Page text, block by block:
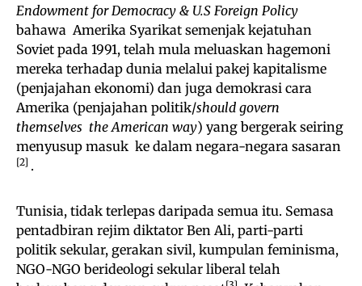
Endowment for Democracy & U.S Foreign Policy
bahawa Amerika Syarikat semenjak kejatuhan
Soviet pada 1991, telah mula meluaskan hagemoni
mereka terhadap dunia melalui pakej kapitalisme
(penjajahan ekonomi) dan juga demokrasi cara
Amerika (penjajahan politik/should govern
themselves the American way) yang bergerak seiring
menyusup masuk ke dalam negara-negara sasaran
[2] .
Tunisia, tidak terlepas daripada semua itu. Semasa
pentadbiran rejim diktator Ben Ali, parti-parti
politik sekular, gerakan sivil, kumpulan feminisma,
NGO-NGO berideologi sekular liberal telah